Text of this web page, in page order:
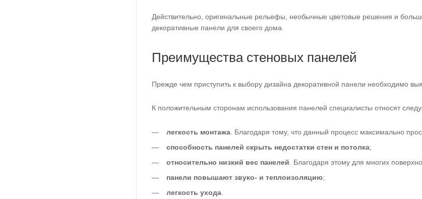
Действительно, оригинальные рельефы, необычные цветовые решения и
декоративные панели для своего дома.
Преимущества стеновых панелей
Прежде чем приступить к выбору дизайна декоративной панели необходимо
К положительным сторонам использования панелей специалисты относят
легкость монтажа . Благодаря тому, что данный процесс максимально
способность панелей скрыть недостатки стен и потолка;
относительно низкий вес панелей . Благодаря этому для многих
панели повышают звуко- и теплоизоляцию;
легкость ухода